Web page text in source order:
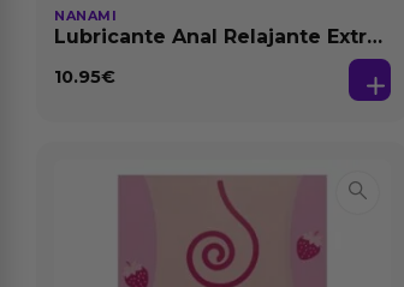
NANAMI
Lubricante Anal Relajante Extra
10.95€